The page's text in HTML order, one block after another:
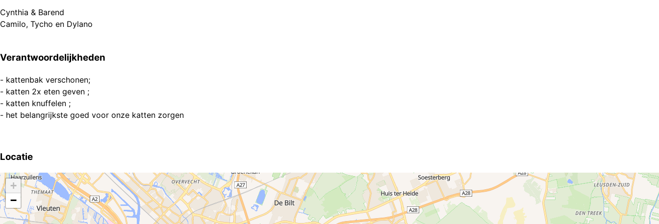
Cynthia & Barend
Verantwoordelijkheden
- kattenbak verschonen;
- katten 2x eten geven ;
- katten knuffelen ;
- het belangrijkste goed voor onze katten zorgen
Locatie
+
−